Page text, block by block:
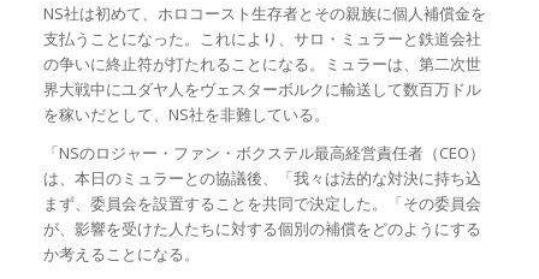
NS社は初めて、ホロコースト生存者とその親族に個人補償金を
支払うことになった。これにより、サロ・ミュラーと鉄道会社
の争いに終止符が打たれることになる。ミュラーは、第二次世
界大戦中にユダヤ人をヴェスターボルクに輸送して数百万ドル
を稼いだとして、NS社を非難している。
「NSのロジャー・ファン・ボクステル最高経営責任者（CEO）
は、本日のミュラーとの協議後、「我々は法的な対決に持ち込
まず、委員会を設置することを共同で決定した。「その委員会
が、影響を受けた人たちに対する個別の補償をどのようにする
か考えることになる。